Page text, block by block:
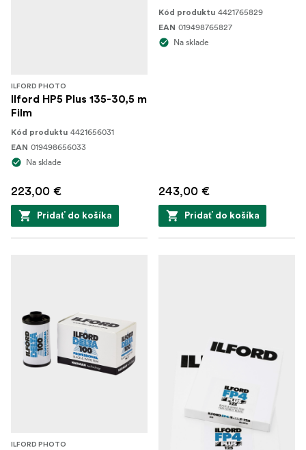
ILFORD PHOTO
Ilford HP5 Plus 135-30,5 m
Film
Kód produktu 4421656031
EAN 019498656033
Na sklade
223,00 €
Pridať do košíka
Kód produktu 4421765829
EAN 019498765827
Na sklade
243,00 €
Pridať do košíka
ILFORD PHOTO